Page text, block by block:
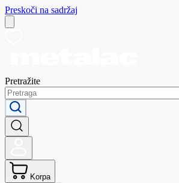
Preskoči na sadržaj
Pretražite
Korpa